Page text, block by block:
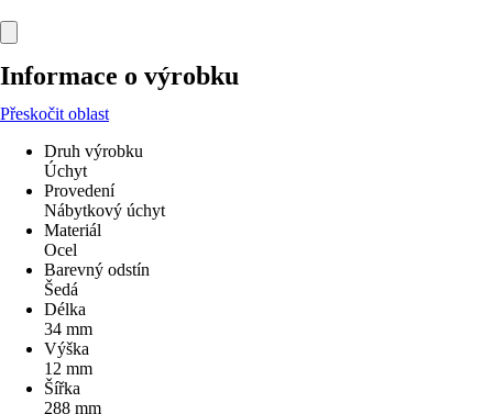
Informace o výrobku
Přeskočit oblast
Druh výrobku
Úchyt
Provedení
Nábytkový úchyt
Materiál
Ocel
Barevný odstín
Šedá
Délka
34 mm
Výška
12 mm
Šířka
288 mm